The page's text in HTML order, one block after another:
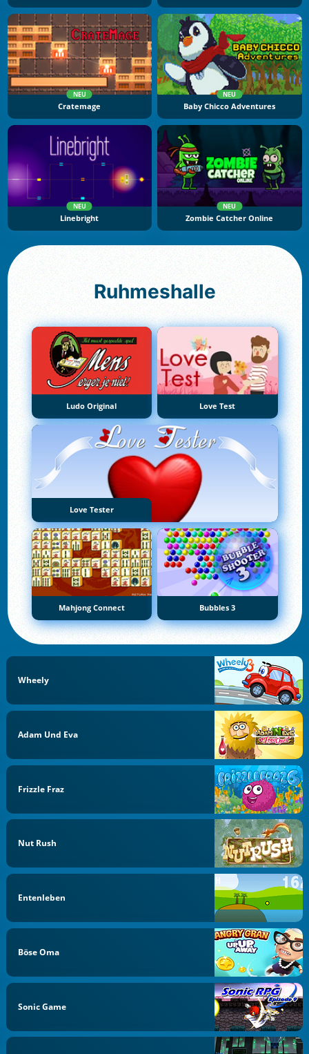
NEU
Cratemage
NEU
Baby Chicco Adventures
NEU
Linebright
NEU
Zombie Catcher Online
Ruhmeshalle
Ludo Original Love Test
Love Tester
Mahjong Connect Bubbles 3
Wheely
Adam Und Eva
Frizzle Fraz
Nut Rush
Entenleben
Böse Oma
Sonic Game